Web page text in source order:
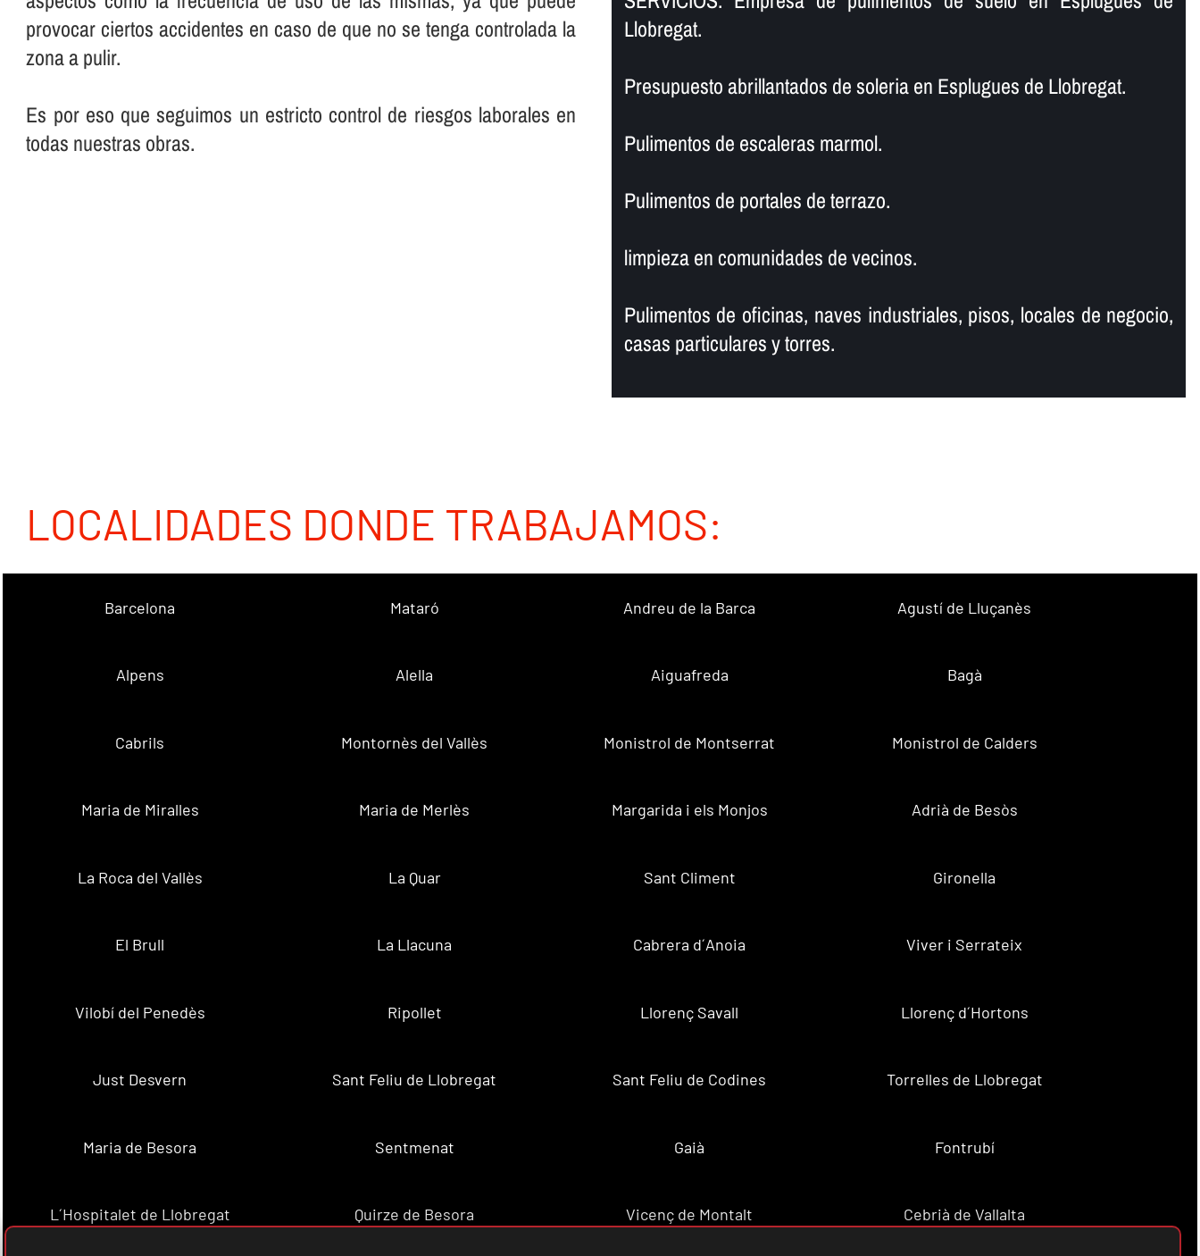
provocar ciertos accidentes en caso de que no se tenga controlada la
zona a pulir.
Es por eso que seguimos un estricto control de riesgos laborales en
todas nuestras obras.
Llobregat.
Presupuesto abrillantados de soleria en Esplugues de Llobregat.
Pulimentos de escaleras marmol.
Pulimentos de portales de terrazo.
limpieza en comunidades de vecinos.
Pulimentos de oficinas, naves industriales, pisos, locales de negocio,
casas particulares y torres.
LOCALIDADES DONDE TRABAJAMOS:
Barcelona Mataró Andreu de la Barca Agustí de Lluçanès
Alpens Alella Aiguafreda Bagà
Cabrils Montornès del Vallès Monistrol de Montserrat Monistrol de Calders
Maria de Miralles Maria de Merlès Margarida i els Monjos Adrià de Besòs
La Roca del Vallès La Quar Sant Climent Gironella
El Brull La Llacuna Cabrera d´Anoia Viver i Serrateix
Vilobí del Penedès Ripollet Llorenç Savall Llorenç d´Hortons
Just Desvern Sant Feliu de Llobregat Sant Feliu de Codines Torrelles de Llobregat
Maria de Besora Sentmenat Gaià Fontrubí
L´Hospitalet de Llobregat Quirze de Besora Vicenç de Montalt Cebrià de Vallalta